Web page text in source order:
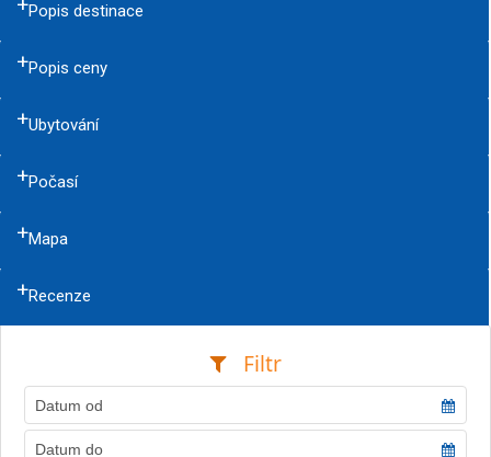
Popis destinace
Popis ceny
Ubytování
Počasí
Mapa
Recenze
Filtr